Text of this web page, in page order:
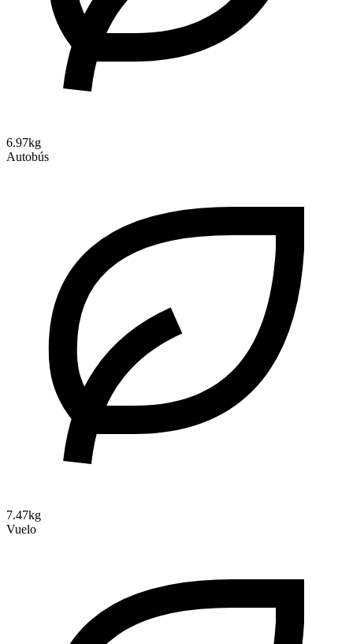
6.97kg
Autobús
7.47kg
Vuelo